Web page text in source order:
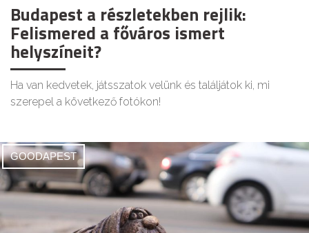
Budapest a részletekben rejlik:
Felismered a főváros ismert
helyszíneit?
Ha van kedvetek, játsszatok velünk és találjátok ki, mi
szerepel a következő fotókon!
GOODAPEST